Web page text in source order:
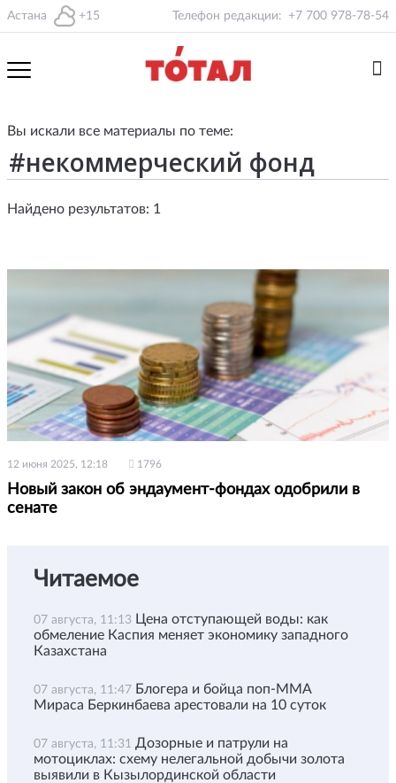
Астана +15 Телефон редакции: +7 700 978-78-54
Вы искали все материалы по теме:
Найдено результатов: 1
12 июня 2025, 12:18 1796
Новый закон об эндаумент-фондах одобрили в
сенате
Читаемое
07 августа, 11:13 Цена отступающей воды: как
обмеление Каспия меняет экономику западного
Казахстана
07 августа, 11:47 Блогера и бойца поп-ММА
Мираса Беркинбаева арестовали на 10 суток
07 августа, 11:31 Дозорные и патрули на
мотоциклах: схему нелегальной добычи золота
выявили в Кызылординской области